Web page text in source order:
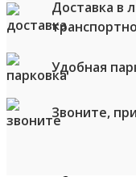
Доставка в
Удобная
Звоните,